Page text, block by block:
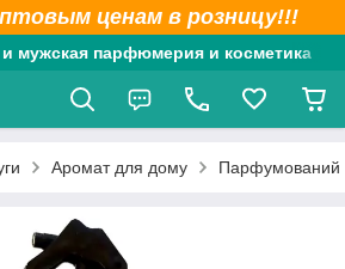
ценам в розницу!!!
и мужская парфюмерия и косметика
Аромат для дому Парфумований